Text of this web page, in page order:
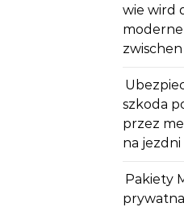
wie wird
szkoda
przez
na jezdni
Pakiety